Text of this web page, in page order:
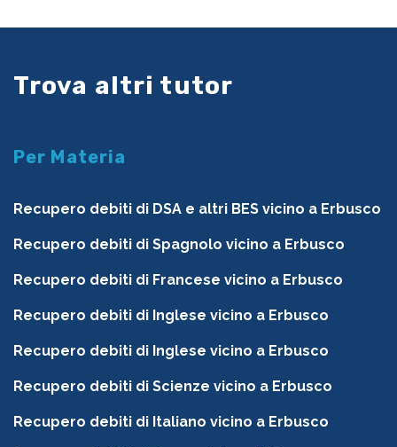
Trova altri tutor
Per Materia
Recupero debiti di DSA e altri BES vicino a Erbusco
Recupero debiti di Spagnolo vicino a Erbusco
Recupero debiti di Francese vicino a Erbusco
Recupero debiti di Inglese vicino a Erbusco
Recupero debiti di Inglese vicino a Erbusco
Recupero debiti di Scienze vicino a Erbusco
Recupero debiti di Italiano vicino a Erbusco